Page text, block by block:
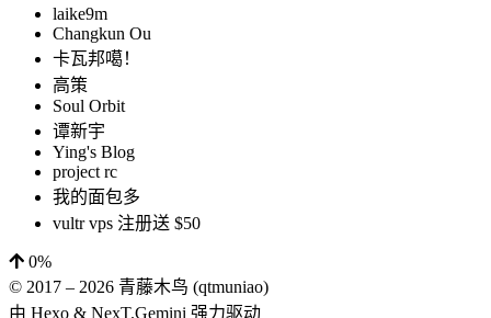
laike9m
Changkun Ou
卡瓦邦噶！
高策
Soul Orbit
谭新宇
Ying's Blog
project rc
我的面包多
vultr vps 注册送 $50
0%
© 2017 – 2026 青藤木鸟 (qtmuniao)
由 Hexo & NexT.Gemini 强力驱动